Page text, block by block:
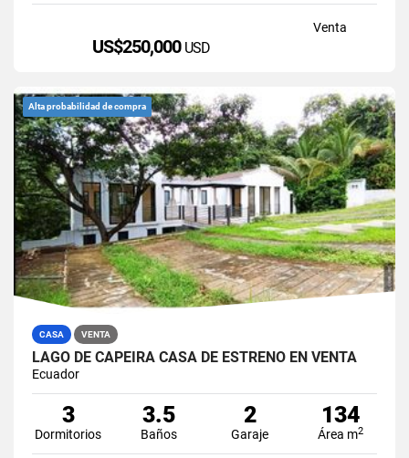
Venta
US$250,000 USD
Alta probabilidad de compra
CASA VENTA
LAGO DE CAPEIRA CASA DE ESTRENO EN VENTA
Ecuador
3
Dormitorios
3.5
Baños
2
Garaje
134
Área m2